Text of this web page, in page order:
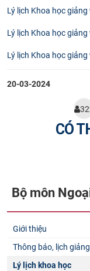
HTQT
CỰU NGƯỜI HỌC
Lý lịch Khoa học
Lý lịch Khoa học
Lý lịch Khoa học
20-03-2024
CÓ
Bộ môn
Giới thiệu
Thông báo, lịch giảng
Lý lịch khoa học